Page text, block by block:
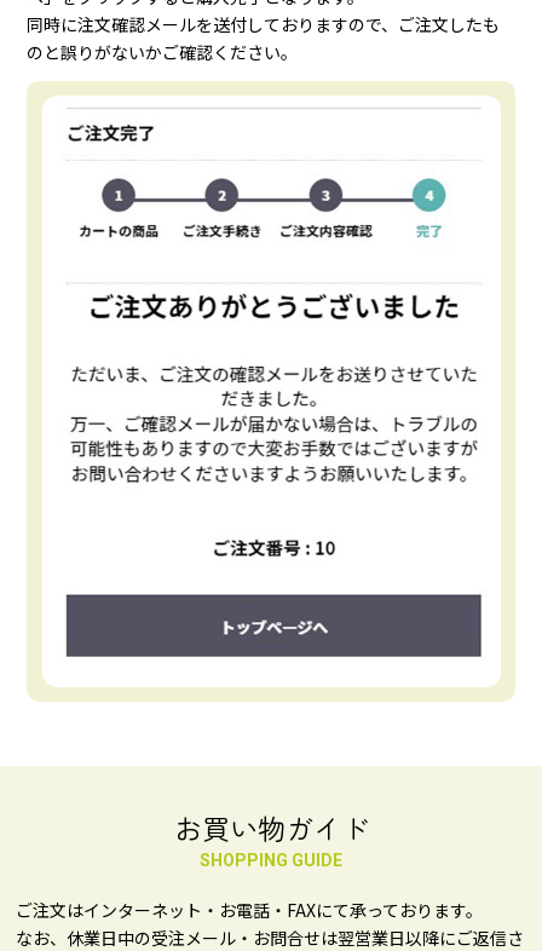
同時に注文確認メールを送付しておりますので、ご注文したも
のと誤りがないかご確認ください。
お買い物ガイド
SHOPPING GUIDE
ご注文はインターネット・お電話・FAXにて承っております。
なお、休業日中の受注メール・お問合せは翌営業日以降にご返信さ